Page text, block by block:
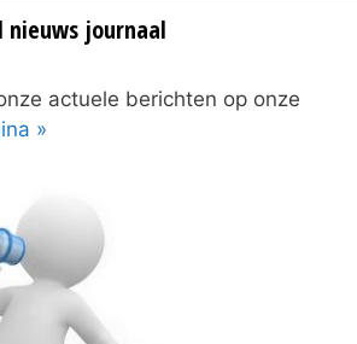
nieuws journaal
actuele berichten op onze
»